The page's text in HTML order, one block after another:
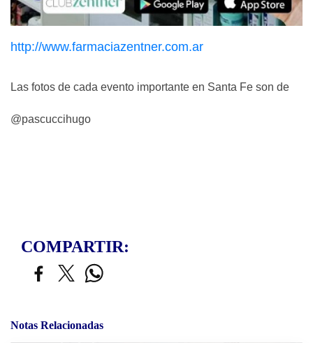
http://www.farmaciazentner.com.ar
Las fotos de cada evento importante en Santa Fe son de
@pascuccihugo
COMPARTIR:
Notas Relacionadas